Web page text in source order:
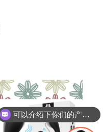
可以介绍下你们的产品么